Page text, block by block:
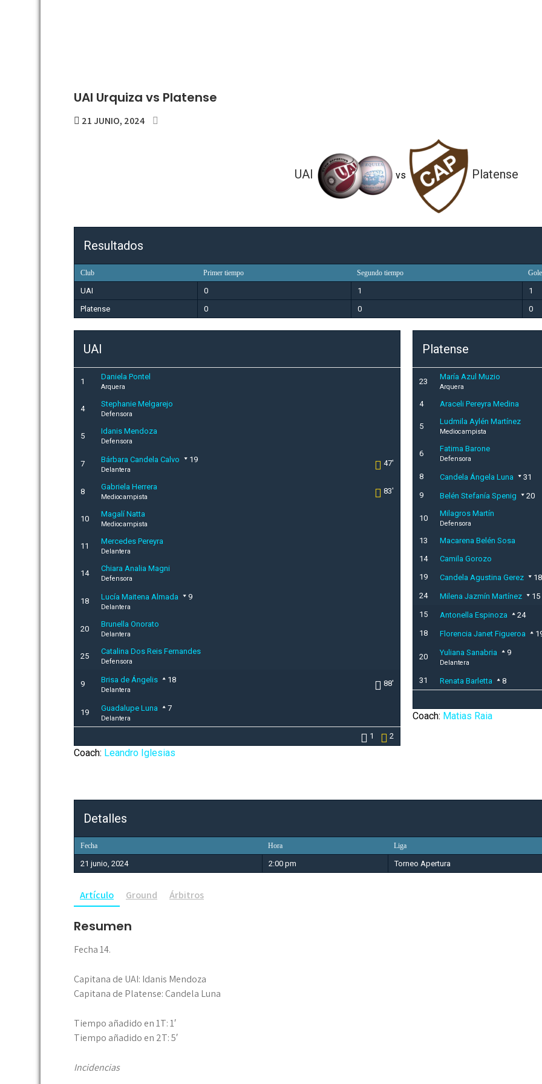
UAI Urquiza vs Platense
21 JUNIO, 2024
UAI vs Platense
Resultados
Club Primer tiempo Segundo tiempo
UAI 0 1
1
Platense
0 0 0
UAI
1
Daniela Pontel
Arquera
4
Stephanie Melgarejo
Defensora
5
Idanis Mendoza
Defensora
7 Bárbara Candela Calvo 19
Delantera
47'
8
Gabriela Herrera
Mediocampista
83'
10
Magalí Natta
Mediocampista
11
Mercedes Pereyra
Delantera
14
Chiara Analia Magni
Defensora
18 Lucía Maitena Almada 9
Delantera
20
Brunella Onorato
Delantera
25
Catalina Dos Reis Fernandes
Defensora
9 Brisa de Ángelis 18
Delantera
88'
19 Guadalupe Luna 7
Delantera
1 2
Coach: Leandro Iglesias
Platense
23
María Azul Muzio
Arquera
4 Araceli Pereyra Medina
5
Ludmila Aylén Martínez
Mediocampista
6
Fatima Barone
Defensora
8 Candela Ángela Luna
31
9
Belén Stefanía Spenig 20
10
Milagros Martín
Defensora
13
Macarena Belén Sosa
14
Camila Gorozo
19
Candela Agustina Gerez
18
24
Milena Jazmín Martínez
15
15
Antonella Espinoza
24
18
Florencia Janet Figueroa
20 Yuliana Sanabria 9
Delantera
31 Renata Barletta 8
Coach: Matias Raia
Detalles
Fecha Hora Liga
21 junio, 2024 2:00 pm Torneo Apertura
Artículo Ground Árbitros
Resumen
Fecha 14.
Capitana de UAI: Idanis Mendoza
Capitana de Platense: Candela Luna
Tiempo añadido en 1T: 1′
Tiempo añadido en 2T: 5′
Incidencias